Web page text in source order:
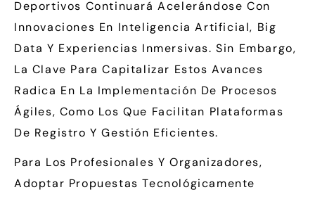
Deportivos Continuará Acelerándose Con
Innovaciones En Inteligencia Artificial, Big
Data Y Experiencias Inmersivas. Sin Embargo,
La Clave Para Capitalizar Estos Avances
Radica En La Implementación De Procesos
Ágiles, Como Los Que Facilitan Plataformas
De Registro Y Gestión Eficientes.
Para Los Profesionales Y Organizadores,
Adoptar Propuestas Tecnológicamente